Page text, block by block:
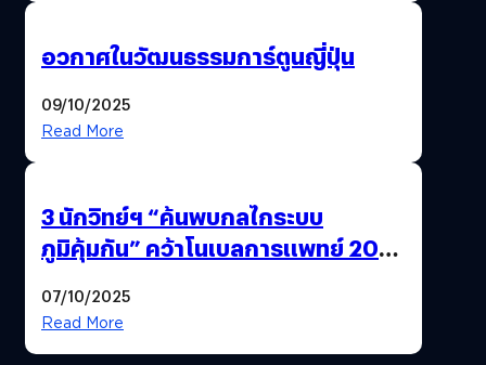
อวกาศในวัฒนธรรมการ์ตูนญี่ปุ่น
09/10/2025
Read More
3 นักวิทย์ฯ “ค้นพบกลไกระบบ
ภูมิคุ้มกัน” คว้าโนเบลการแพทย์ 2025
และมะเร็ง
07/10/2025
Read More